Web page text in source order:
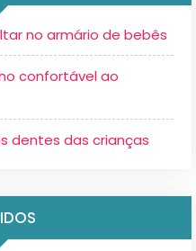
no armário de bebês
confortável ao
dentes das crianças